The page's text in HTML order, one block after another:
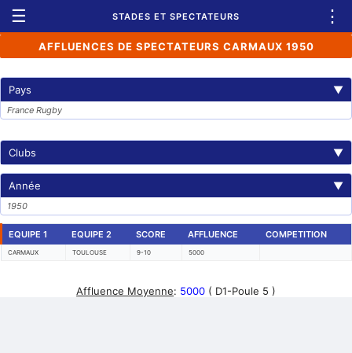
☰ STADES ET SPECTATEURS ⋮
AFFLUENCES DE SPECTATEURS CARMAUX 1950
Pays ▼
France Rugby
Clubs ▼
Année ▼
1950
EQUIPE 1 EQUIPE 2 SCORE AFFLUENCE COMPETITION
CARMAUX TOULOUSE 9-10 5000
Affluence Moyenne: 5000 ( D1-Poule 5 )